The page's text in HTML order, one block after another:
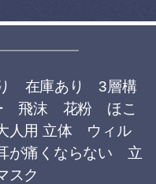
在庫あり 3層構
ー 飛沫 花粉 ほこ
人用 立体 ウィル
が痛くならない 立
スク